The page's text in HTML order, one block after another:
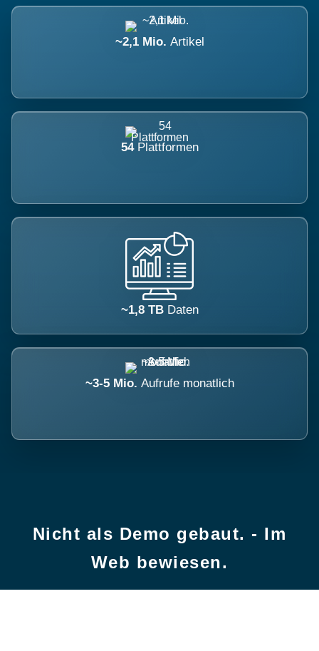
~2,1 Mio. Artikel
54 Plattformen
~1,8 TB Daten
~3-5 Mio. Aufrufe monatlich
Nicht als Demo gebaut. - Im
Web bewiesen.